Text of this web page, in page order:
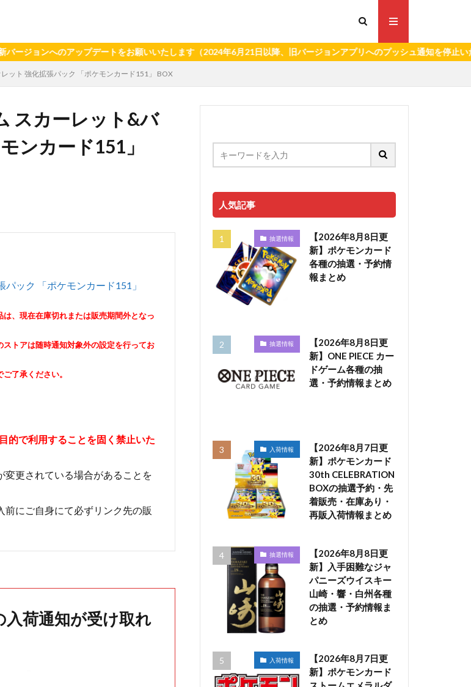
へのアップデートをお願いいたします（2024年6月21日以降、旧バージョンアプリへのプッシュ通知を停止いたします
ット 強化拡張パック 「ポケモンカード151」 BOX
スカーレット&バ
ンカード151」
ック 「ポケモンカード151」
、現在在庫切れまたは販売期間外となっ
トアは随時通知対象外の設定を行ってお
了承ください。
的で利用することを固く禁止いた
更されている場合があることを
にご自身にて必ずリンク先の販
荷通知が受け取れ
人気記事
抽選情報
【2026年8月8日更
新】ポケモンカード
各種の抽選・予約情
報まとめ
抽選情報
【2026年8月8日更
新】ONE PIECE カー
ドゲーム各種の抽
選・予約情報まとめ
入荷情報
【2026年8月7日更
新】ポケモンカード
30th CELEBRATION
BOXの抽選予約・先
着販売・在庫あり・
再販入荷情報まとめ
抽選情報
【2026年8月8日更
新】入手困難なジャ
パニーズウイスキー
山崎・響・白州各種
の抽選・予約情報ま
とめ
入荷情報
【2026年8月7日更
新】ポケモンカード